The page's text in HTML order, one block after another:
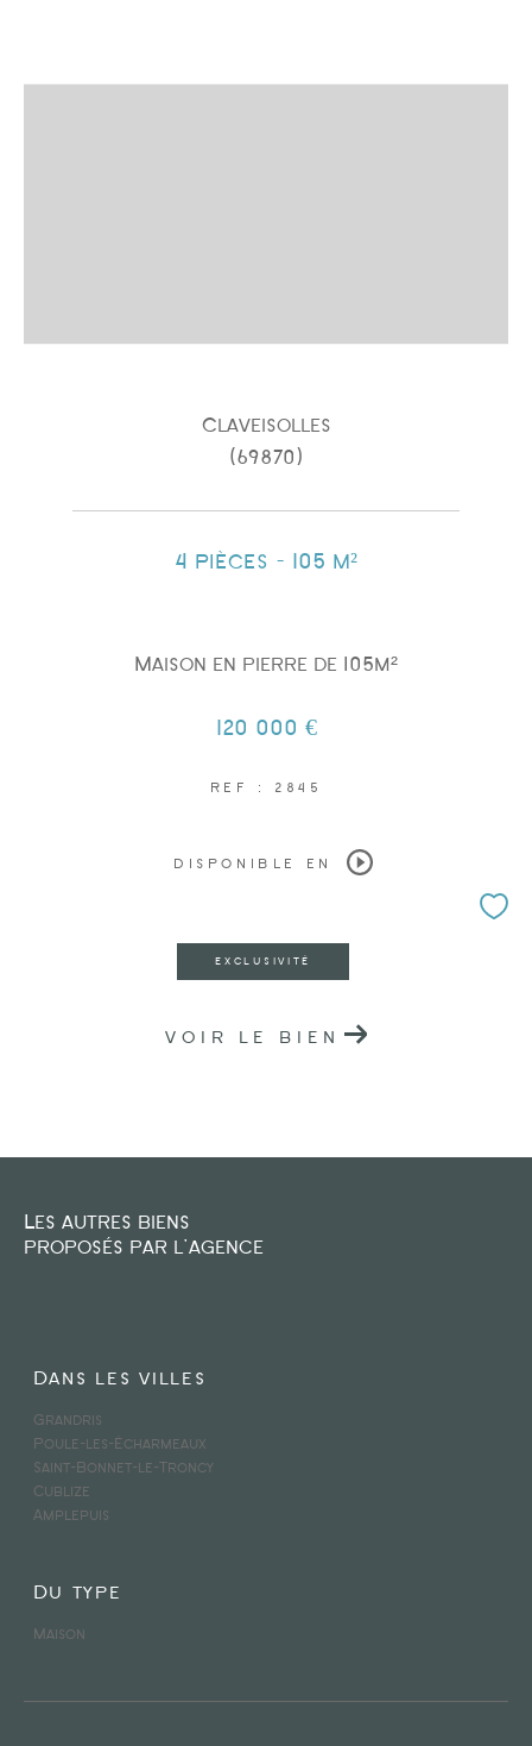
Claveisolles
(69870)
4 pièces - 105 m²
Maison en pierre de 105m²
120 000 €
REF : 2845
DISPONIBLE EN
EXCLUSIVITÉ
VOIR LE BIEN
Les autres biens
proposés par l'agence
Dans les villes
Grandris
Poule-les-Écharmeaux
Saint-Bonnet-le-Troncy
Cublize
Amplepuis
Du type
Maison